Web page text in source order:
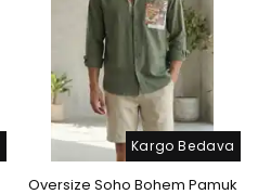
Kargo Bedava
Oversize Soho Bohem Pamuk